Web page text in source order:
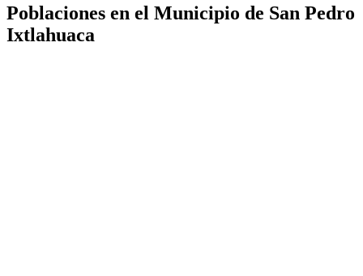
Poblaciones en el Municipio de San Pedro
Ixtlahuaca